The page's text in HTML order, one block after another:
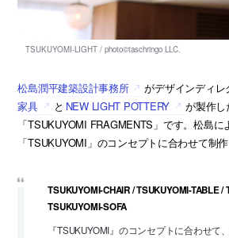
松島潤平建築設計事務所 がデザインディレ
家具
と NEW LIGHT POTTERY
が製作
「TSUKUYOMI FRAGMENTS」です。松島に
「TSUKUYOMI」のコンセプトに合わせて制作
TSUKUYOMI-CHAIR / TSUKUYOMI-TABLE /
TSUKUYOMI-SOFA
『TSUKUYOMI』のコンセプトに合わせて